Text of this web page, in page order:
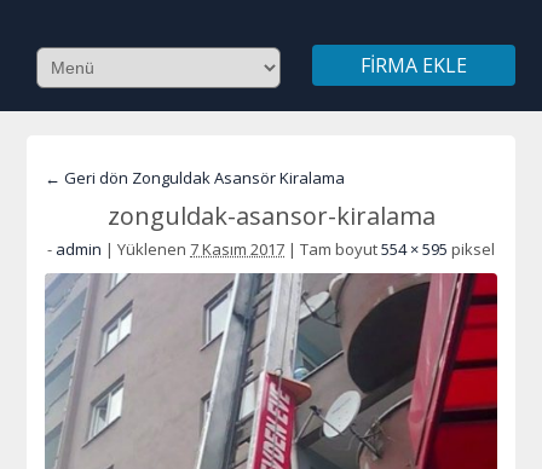
FIRMA EKLE
← Geri dön Zonguldak Asansör Kiralama
zonguldak-asansor-kiralama
- admin | Yüklenen 7 Kasım 2017 | Tam boyut554 × 595 piksel